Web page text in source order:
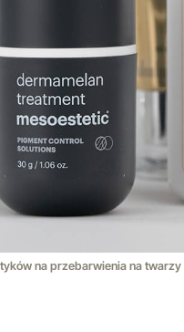
na przebarwienia na twarzy